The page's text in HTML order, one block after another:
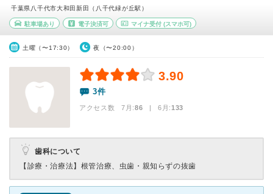
千葉県八千代市大和田新田（八千代緑が丘駅）
駐車場あり 電子決済可 マイナ受付 (スマホ可)
土曜（〜17:30） 夜（〜20:00）
3.90
3件
アクセス数 7月:86 | 6月:133
歯科について
【診療・治療法】 根管治療、虫歯・親知らずの抜歯